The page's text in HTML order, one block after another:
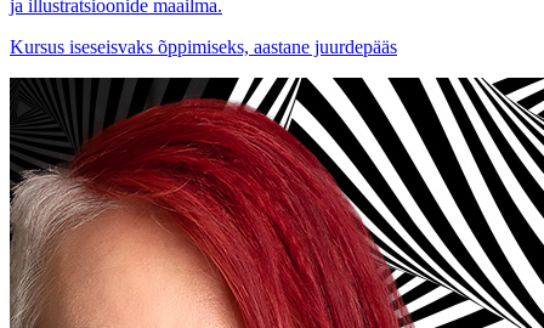
ja illustratsioonide maailma.
Kursus iseseisvaks õppimiseks, aastane juurdepääs